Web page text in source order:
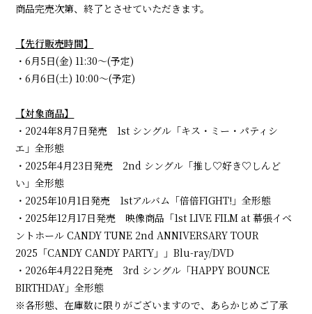
商品完売次第、終了とさせていただきます。
【先行販売時間】
・6月5日(金) 11:30～(予定)
・6月6日(土) 10:00～(予定)
【対象商品】
・2024年8月7日発売 1st シングル「キス・ミー・パティシ
エ」全形態
・2025年4月23日発売 2nd シングル「推し♡好き♡しんど
い」全形態
・2025年10月1日発売 1stアルバム「倍倍FIGHT!」全形態
・2025年12月17日発売 映像商品「1st LIVE FILM at 幕張イベ
ントホール CANDY TUNE 2nd ANNIVERSARY TOUR
2025「CANDY CANDY PARTY」」Blu-ray/DVD
・2026年4月22日発売 3rd シングル「HAPPY BOUNCE
BIRTHDAY」全形態
※各形態、在庫数に限りがございますので、あらかじめご了承